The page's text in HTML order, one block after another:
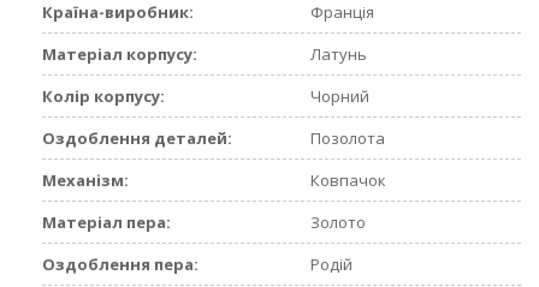
Країна-виробник:
Франція
Матеріал корпусу:
Латунь
Колір корпусу:
Чорний
Оздоблення деталей:
Позолота
Механізм:
Ковпачок
Матеріал пера:
Золото
Оздоблення пера:
Родій